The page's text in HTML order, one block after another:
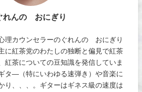
れんの おにぎり
理カウンセラーのぐれんの おにぎり
に紅茶党のわたしの独断と偏見で紅茶
紅茶についての豆知識を発信していま
タ―（特にいわゆる速弾き）や音楽に
り、、、。ギターはギネス級の速度は